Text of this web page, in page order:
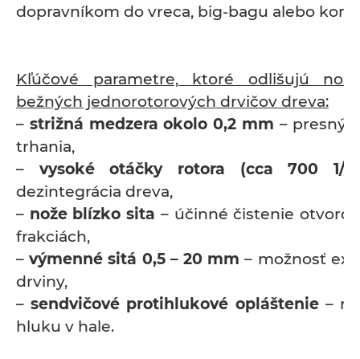
dopravníkom do vreca, big-bagu alebo
Kľúčové parametre, ktoré odlišujú
bežných jednorotorových drvičov dreva:
– strižná medzera okolo 0,2 mm – presný
trhania,
– vysoké otáčky rotora (cca 700 1/
dezintegrácia dreva,
– nože blízko sita – účinné čistenie
frakciách,
–výmenné sitá 0,5 – 20 mm – možnosť
drviny,
–sendvičové protihlukové opláštenie–
hluku v hale.